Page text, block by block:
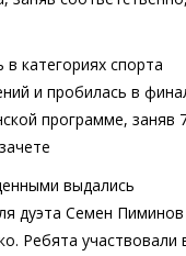
категориях спорта
и пробилась в
программе, заняв
выдались
дуэта Семен Пиминов
Ребята участвовали